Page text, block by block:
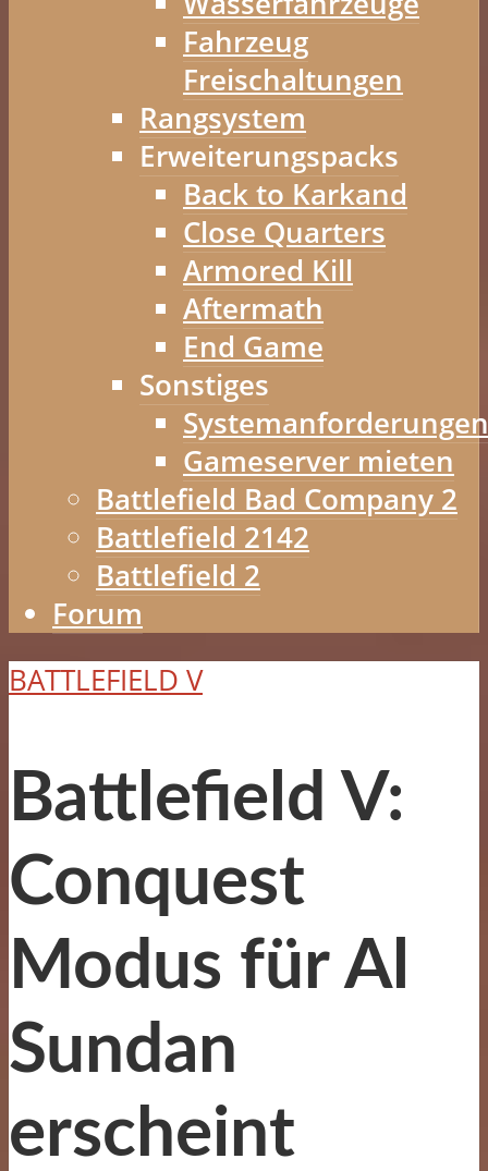
Fahrzeug
Freischaltungen
Rangsystem
Erweiterungspacks
Back to Karkand
Close Quarters
Armored Kill
Aftermath
End Game
Sonstiges
Systemanforderungen
Gameserver mieten
Battlefield Bad Company 2
Battlefield 2142
Battlefield 2
Forum
BATTLEFIELD V
Battlefield V:
Conquest
Modus für Al
Sundan
erscheint